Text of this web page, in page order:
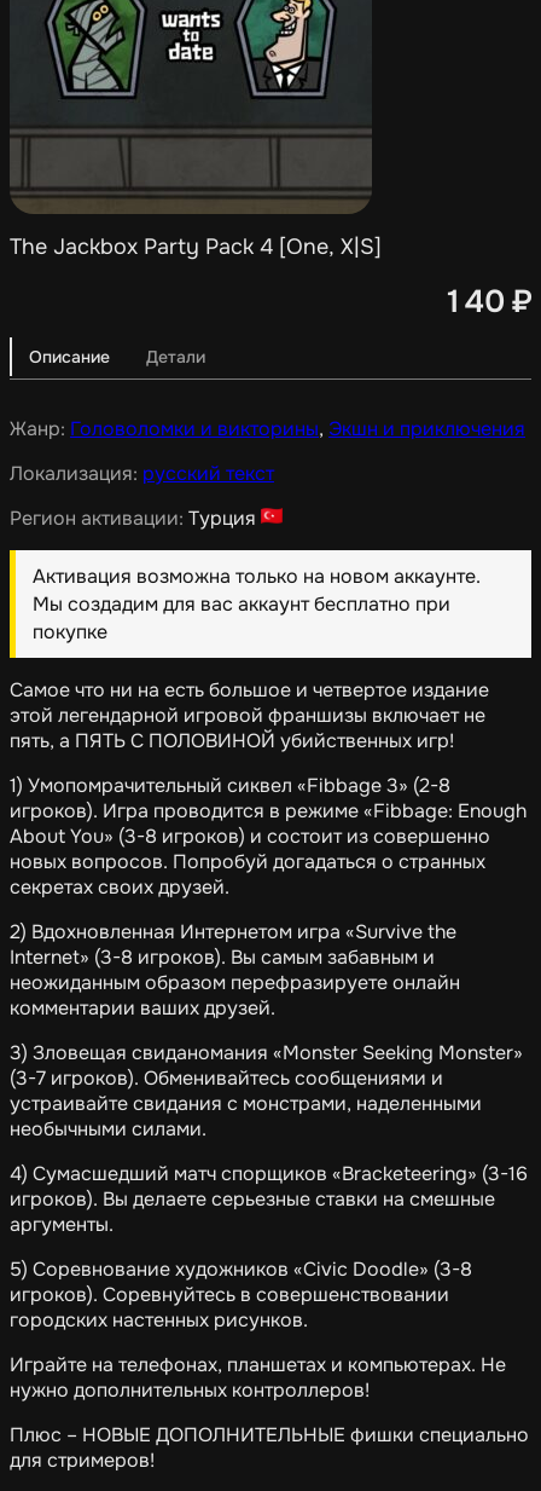
The Jackbox Party Pack 4 [One, X|S]
140 ₽
Описание Детали
Жанр: Головоломки и викторины, Экшн и приключения
Локализация: русский текст
Регион активации: Турция
Активация возможна только на новом аккаунте.
Мы создадим для вас аккаунт бесплатно при
покупке
Самое что ни на есть большое и четвертое издание
этой легендарной игровой франшизы включает не
пять, а ПЯТЬ С ПОЛОВИНОЙ убийственных игр!
1) Умопомрачительный сиквел «Fibbage 3» (2-8
игроков). Игра проводится в режиме «Fibbage: Enough
About You» (3-8 игроков) и состоит из совершенно
новых вопросов. Попробуй догадаться о странных
секретах своих друзей.
2) Вдохновленная Интернетом игра «Survive the
Internet» (3-8 игроков). Вы самым забавным и
неожиданным образом перефразируете онлайн
комментарии ваших друзей.
3) Зловещая свиданомания «Monster Seeking Monster»
(3-7 игроков). Обменивайтесь сообщениями и
устраивайте свидания с монстрами, наделенными
необычными силами.
4) Сумасшедший матч спорщиков «Bracketeering» (3-16
игроков). Вы делаете серьезные ставки на смешные
аргументы.
5) Соревнование художников «Civic Doodle» (3-8
игроков). Соревнуйтесь в совершенствовании
городских настенных рисунков.
Играйте на телефонах, планшетах и компьютерах. Не
нужно дополнительных контроллеров!
Плюс – НОВЫЕ ДОПОЛНИТЕЛЬНЫЕ фишки специально
для стримеров!